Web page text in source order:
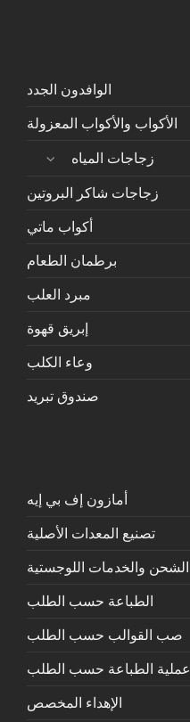
الوافدون الجدد
الأكواب والأكواب المعزولة
زجاجات المياه
زجاجات شاكر البروتين
أكواب ماتي
برطمان الطعام
مبرد العلب
إبريق قهوة
وعاء الكلب
صندوق تبريد
أمازون إف بي إيه
تصنيع المعدات الأصلية
الشحن والخدمات اللوجستية
الطباعة حسب الطلب
صب القوالب حسب الطلب
عملية الطباعة حسب الطلب
الإهداء المخصص